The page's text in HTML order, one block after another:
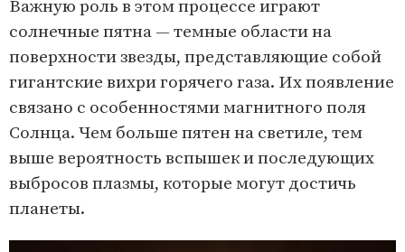
Важную роль в этом процессе играют
солнечные пятна — темные области на
поверхности звезды, представляющие собой
гигантские вихри горячего газа. Их появление
связано с особенностями магнитного поля
Солнца. Чем больше пятен на светиле, тем
выше вероятность вспышек и последующих
выбросов плазмы, которые могут достичь
планеты.